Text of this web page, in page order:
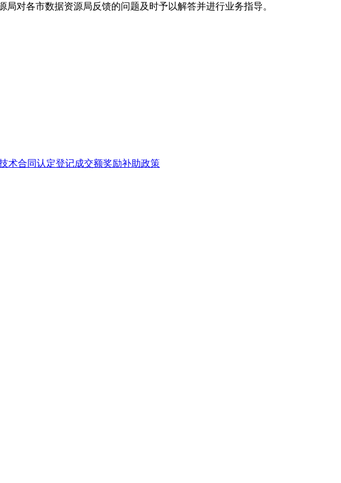
对各市数据资源局反馈的问题及时予以解答并进行业务指导。
术合同认定登记成交额奖励补助政策